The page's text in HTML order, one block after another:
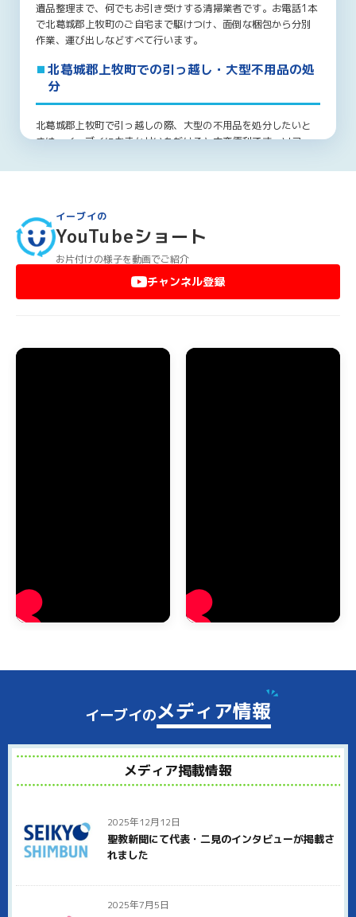
遺品整理まで、何でもお引き受けする清掃業者です。お電話1本
で北葛城郡上牧町のご自宅まで駆けつけ、面倒な梱包から分別
作業、運び出しなどすべて行います。
北葛城郡上牧町での引っ越し・大型不用品の処
分
北葛城郡上牧町で引っ越しの際、大型の不用品を処分したいと
きは、イーブイにおまかせいただけると大変便利です。ソファ
生活用品が数多くあります。北葛城郡上牧町内での引っ越し
どんなに大きな家具や重いものでも、すべて弊社スタッフが運
び出します。北葛城郡上牧町のマンションで階段から降ろせな
いような大型家具は、ベランダからクレーン車等を使って降ろ
します。また、エレベーターがないマンションで運び出しが困
難でも、階段から運び出しますのでご安心ください。
北葛城郡上牧町のゴミ屋敷・汚部屋の片付け
北葛城郡上牧町でゴミ屋敷状態にお悩みの方は、ぜひイーブイ
にご連絡ください。ゴミ屋敷と呼ばれるほどゴミが溜まった状
態では、分別するだけでもかなりの時間がかかります。弊社で
はしっかりとゴミの分別をしたあとで、袋に詰めたりダンボー
ルに入れて仕分けしていきます。
北葛城郡上牧町のご近所への配慮として、大量のゴミの整理を
い無地のダンボールを使って運び出すことも可能です。
北葛城郡上牧町でイーブイが選ばれる理由
北葛城郡上牧町で多くのお客様にイーブイをお選びいただいて
いる理由は、徹底した明朗会計と高品質なサービスにありま
イーブイの
YouTubeショート
お片付けの様子を動画でご紹介
チャンネル登録
イーブイのメディア情報
メディア掲載情報
2025年12月12日
聖教新聞にて代表・二見のインタビューが掲載さ
れました
2025年7月5日